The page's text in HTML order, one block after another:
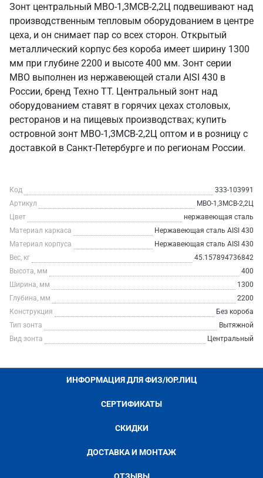
Зонт центральный МВО-1,3МСВ-2,2Ц подвешивают над
производственным тепловым оборудованием в центре
цеха, и он снимает пар со всех сторон. Открытый
металлический корпус без короба имеет ширину 1300
мм при глубине 2200 и высоте 400 мм. Зонт серии
МВО выполнен из нержавеющей стали AISI 430 в
России, бренд Техно ТТ. Центральный зонт над
оборудованием ставят в горячих цехах столовых,
ресторанов и на пищевых производствах; купить
островной зонт МВО-1,3МСВ-2,2Ц оптом и в розницу с
доставкой в Санкт‑Петербурге и по регионам России.
Код
333-103991
Артикул
МВО-1,3МСВ-2,2Ц
Цвет
нержавеющая сталь
Материал каркаса
Нержавеющая сталь AISI 430
Материал корпуса
Нержавеющая сталь AISI 430
Вес, кг
45.157894736842
Высота, мм
400
Ширина, мм
1300
Глубина, мм
2200
Конструкция
Без короба
Тип зонта
Вытяжной
Вид зонта
Центральный
ИНФОРМАЦИЯ ДЛЯ ФИЗ/ЮР.ЛИЦ
СЕРТИФИКАТЫ
СКИДКИ
ДОСТАВКА И МОНТАЖ